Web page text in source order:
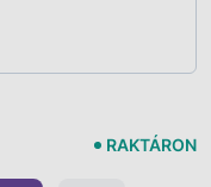
RAKTÁRON